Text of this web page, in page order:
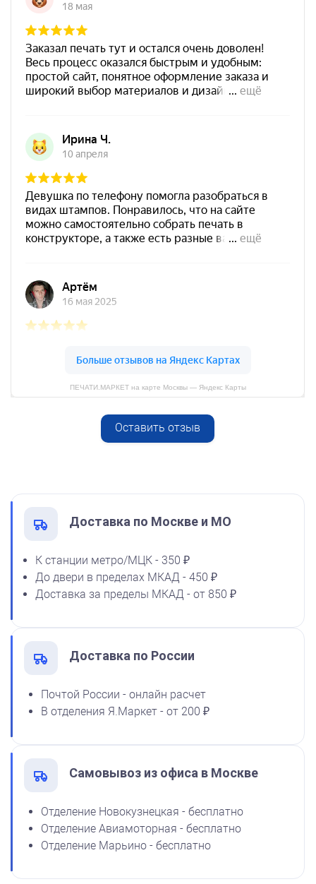
от 250
Печать Отлично! Ты молодец! для учителя
Заказать
Штамп детский с тремя котятами
700
Штемпельная подушка
1800
Спиртовая краска NORIS
Спиртовая краска NORIS
Спиртовая краска NORIS
флюоресцентная 25 мл
1100
ПЕЧАТИ.МАРКЕТ на карте Москвы — Яндекс Карты
Оставить отзыв
Доставка по Москве и МО
К станции метро/МЦК - 350 ₽
До двери в пределах МКАД - 450 ₽
Доставка за пределы МКАД - от 850 ₽
Доставка по России
Почтой России - онлайн расчет
В отделения Я.Маркет - от 200 ₽
Самовывоз из офиса в Москве
Отделение Новокузнецкая - бесплатно
Отделение Авиамоторная - бесплатно
Отделение Марьино - бесплатно